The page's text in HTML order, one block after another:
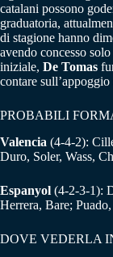
catalani possono
graduatoria,
di stagione hanno
avendo concesso
iniziale, De Tomas
contare sull’appoggio
PROBABILI
Valencia (4-4-2):
Duro, Soler, Wass,
Espanyol (4-2-3-1):
Herrera, Bare;
DOVE VEDERLA